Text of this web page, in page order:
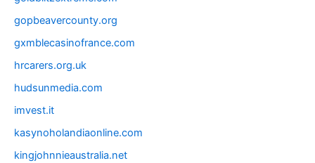
gopbeavercounty.org
gxmblecasinofrance.com
hrcarers.org.uk
hudsunmedia.com
imvest.it
kasynoholandiaonline.com
kingjohnnieaustralia.net